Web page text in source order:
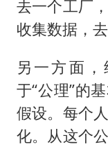
去一个工厂
收集数据，
另一方面
于“公理”的
假设。每个
化。从这个